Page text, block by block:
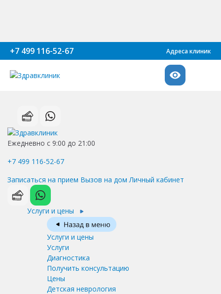
+7 499 116-52-67 Адреса клиник
Ежедневно с 9:00 до 21:00
+7 499 116-52-67
Записаться на прием Вызов на дом Личный кабинет
Услуги и цены
Услуги и цены
Услуги
Диагностика
Получить консультацию
Цены
Детская неврология